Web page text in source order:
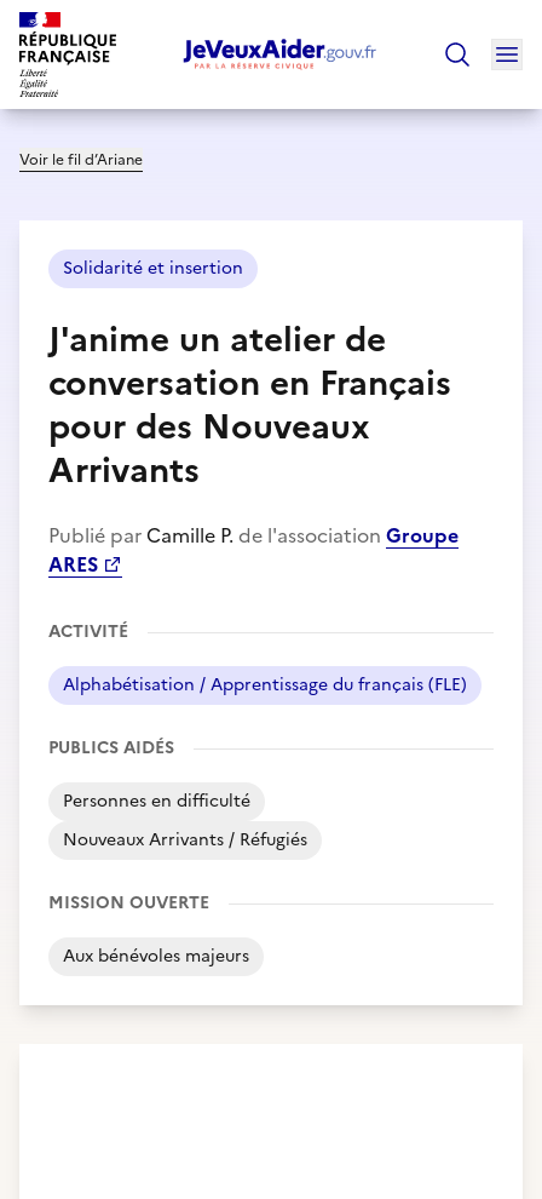
Voir le fil d’Ariane
Solidarité et insertion
J'anime un atelier de
conversation en Français
pour des Nouveaux
Arrivants
Publié par Camille P. de l'association Groupe
ARES
ACTIVITÉ
Alphabétisation / Apprentissage du français (FLE)
PUBLICS AIDÉS
Personnes en difficulté
Nouveaux Arrivants / Réfugiés
MISSION OUVERTE
Aux bénévoles majeurs